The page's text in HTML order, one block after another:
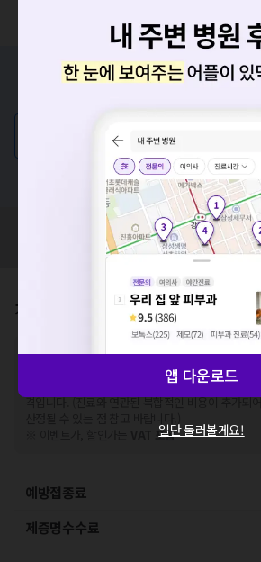
증상/치료, 궁금한 점이
💬 무엇이든 물어보세요
혹은, 의료상담 서비스에 다양한 게
혹시 잘못된 병원정보가 있나요?
모두닥 팀에 알려주세요!
가격표
※비급여 항목의 경우,추가비용 등으로 실제 가격
한 가격은 해당 의료기관에 직접 문의해주세요.
건강보험심사평가원에 고지
격입니다. (진료와 연관된 복합적인 비용이 추가되
VAT 포함
예방접종료
제증명수수료
요청하신 작업을 처리하지 못했습
네트워크 또는 서버의 일시적인 오류로,
세요. 지속적으로 문제가 발생할 경우 모
앱 다운로드
일단 둘러볼게요!